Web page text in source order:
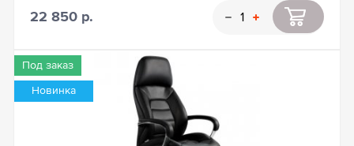
22 850 р.
Новинка
Под заказ